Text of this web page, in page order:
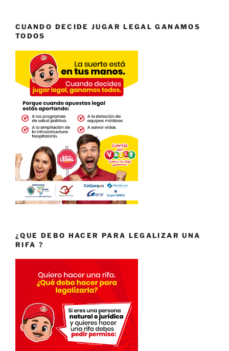
CUANDO DECIDE JUGAR LEGAL GANAMOS
TODOS
¿QUE DEBO HACER PARA LEGALIZAR UNA
RIFA ?